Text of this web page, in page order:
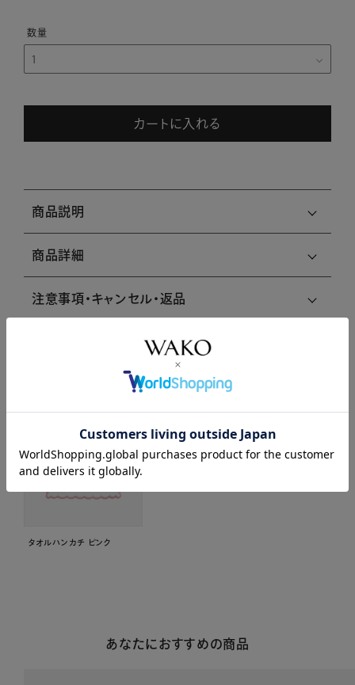
カートに入れる
商品説明
商品詳細
注意事項・キャンセル・返品
タオルハンカチ ピンク
あなたにおすすめの商品